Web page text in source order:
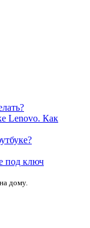
Lenovo. Как
под ключ
дому.